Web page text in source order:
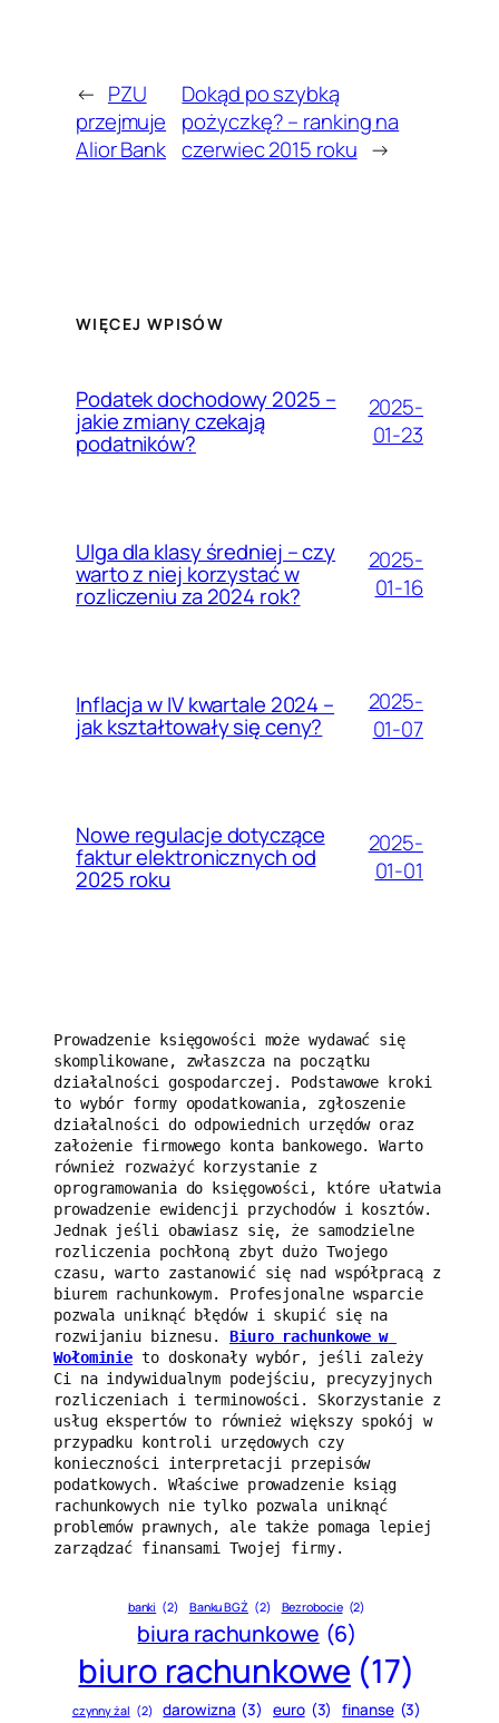
← PZU
przejmuje
Alior Bank
Dokąd po szybką
pożyczkę? – ranking na
czerwiec 2015 roku →
WIĘCEJ WPISÓW
Podatek dochodowy 2025 –
jakie zmiany czekają
podatników?
2025-
01-23
Ulga dla klasy średniej – czy
warto z niej korzystać w
rozliczeniu za 2024 rok?
2025-
01-16
Inflacja w IV kwartale 2024 –
jak kształtowały się ceny?
2025-
01-07
Nowe regulacje dotyczące
faktur elektronicznych od
2025 roku
2025-
01-01
Prowadzenie księgowości może wydawać się
skomplikowane, zwłaszcza na początku
działalności gospodarczej. Podstawowe kroki
to wybór formy opodatkowania, zgłoszenie
działalności do odpowiednich urzędów oraz
założenie firmowego konta bankowego. Warto
również rozważyć korzystanie z
oprogramowania do księgowości, które ułatwia
prowadzenie ewidencji przychodów i kosztów.
Jednak jeśli obawiasz się, że samodzielne
rozliczenia pochłoną zbyt dużo Twojego
czasu, warto zastanowić się nad współpracą z
biurem rachunkowym. Profesjonalne wsparcie
pozwala uniknąć błędów i skupić się na
rozwijaniu biznesu. Biuro rachunkowe w
Wołominie to doskonały wybór, jeśli zależy
Ci na indywidualnym podejściu, precyzyjnych
rozliczeniach i terminowości. Skorzystanie z
usług ekspertów to również większy spokój w
przypadku kontroli urzędowych czy
konieczności interpretacji przepisów
podatkowych. Właściwe prowadzenie ksiąg
rachunkowych nie tylko pozwala uniknąć
problemów prawnych, ale także pomaga lepiej
zarządzać finansami Twojej firmy.
banki (2) Banku BGŻ (2) Bezrobocie (2)
biura rachunkowe (6)
biuro rachunkowe (17)
czynny żal (2) darowizna (3) euro (3) finanse (3)